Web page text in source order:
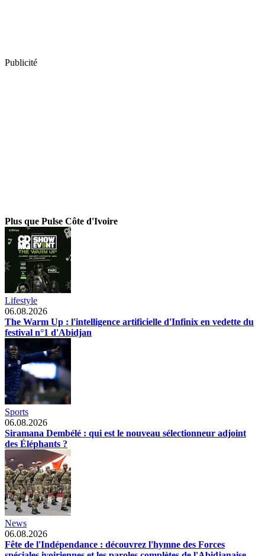
Publicité
Plus que Pulse Côte d'Ivoire
Lifestyle
06.08.2026
The Warm Up : l'intelligence artificielle d'Infinix en vedette du
festival n°1 d'Abidjan
Sports
06.08.2026
Siramana Dembélé : qui est le nouveau sélectionneur adjoint
des Éléphants ?
News
06.08.2026
Fête de l'Indépendance : découvrez l'hymne des Forces